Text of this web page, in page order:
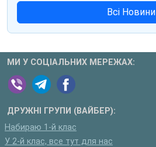
Всі Новини
МИ У СОЦІАЛЬНИХ МЕРЕЖАХ:
ДРУЖНІ ГРУПИ (ВАЙБЕР):
Набираю 1-й клас
У 2-й клас, все тут для нас